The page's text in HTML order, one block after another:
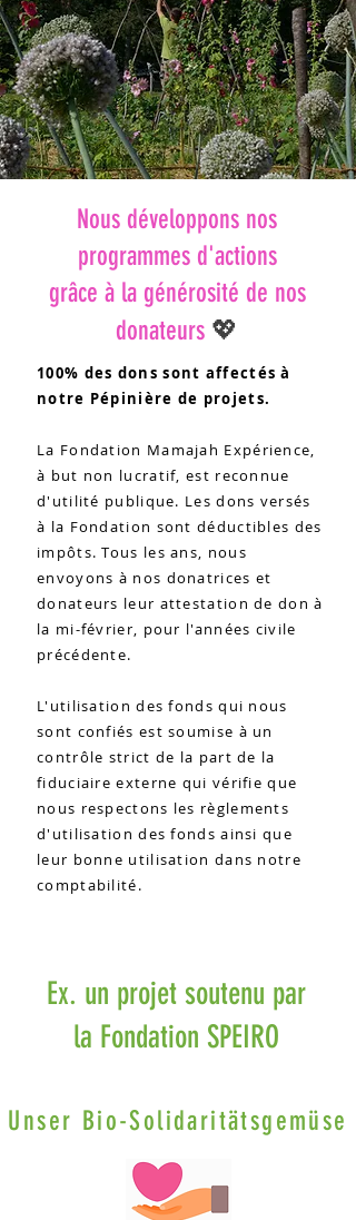
Nous développons nos
programmes d'actions
grâce à la générosité de nos
donateurs 💖
100% des dons sont affectés à
notre Pépinière de projets.
La Fondation Mamajah Expérience,
à but non lucratif, est reconnue
d'utilité publique. Les dons versés
à la Fondation sont déductibles des
impôts. Tous les ans, nous
envoyons à nos donatrices et
donateurs leur attestation de don à
la mi-février, pour l'années civile
précédente.
L'utilisation des fonds qui nous
sont confiés est soumise à un
contrôle strict de la part de la
fiduciaire externe qui vérifie que
nous respectons les règlements
d'utilisation des fonds ainsi que
leur bonne utilisation dans notre
comptabilité.
Ex. un projet soutenu par
la Fondation SPEIRO
Unser Bio-Solidaritätsgemüse